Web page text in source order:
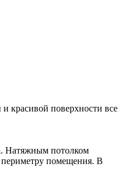
красивой поверхности все
Натяжным потолком
периметру помещения. В